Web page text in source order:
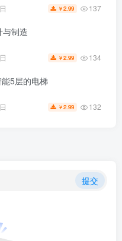
￥2.99 137
与制造
￥2.99 134
5层的电梯
￥2.99 132
提交